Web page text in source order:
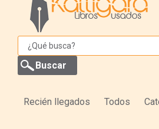
Recién llegados Todos